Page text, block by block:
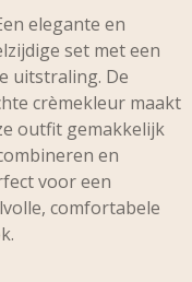
elegante en
set met een
uitstraling. De
crèmekleur maakt
outfit gemakkelijk
en
voor een
comfortabele